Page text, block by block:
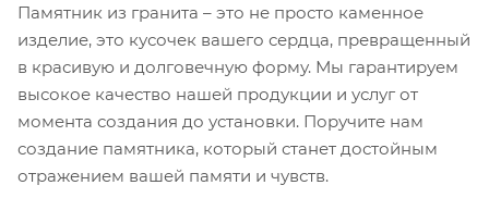
Памятник из гранита – это не просто каменное
изделие, это кусочек вашего сердца, превращенный
в красивую и долговечную форму. Мы гарантируем
высокое качество нашей продукции и услуг от
момента создания до установки. Поручите нам
создание памятника, который станет достойным
отражением вашей памяти и чувств.